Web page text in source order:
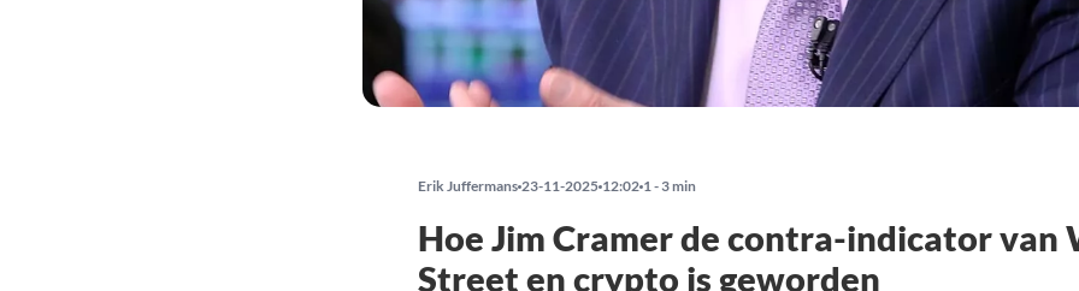
Erik Juffermans 23-11-2025 12:02 1 - 3 min
Hoe Jim Cramer de contra-indicator van
Street en crypto is geworden